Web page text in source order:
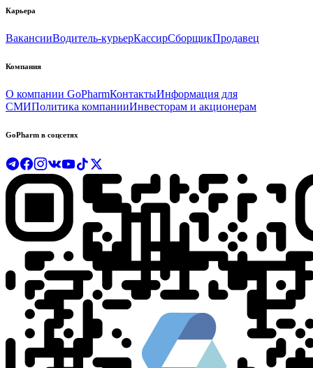
Карьера
ВакансииВодитель-курьерКассирСборщикПродавец
Компания
О компании GoPharmКонтактыИнформация для
СМИПолитика компанииИнвесторам и акционерам
GoPharm в соцсетях